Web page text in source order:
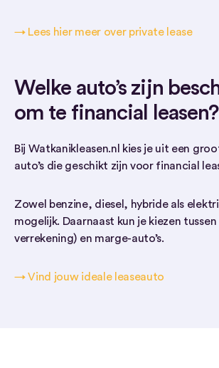
→ Lees hier meer over private lease
Welke auto’s zijn
om te financial leasen?
Bij Watkanikleasen.nl kies je uit een
auto’s die geschikt zijn voor financial
Zowel benzine, diesel, hybride als
mogelijk. Daarnaast kun je kiezen tussen
verrekening) en marge-auto’s.
→ Vind jouw ideale leaseauto